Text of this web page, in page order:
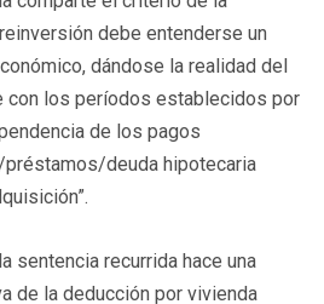
debe entenderse un
dándose la realidad del
con los períodos establecidos por
de los pagos
deuda hipotecaria
sentencia recurrida hace una
de la deducción por vivienda